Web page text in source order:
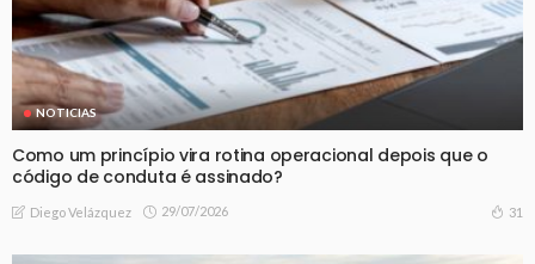
NOTICIAS
Como um princípio vira rotina operacional depois que o
código de conduta é assinado?
Diego Velázquez 29/07/2026 31